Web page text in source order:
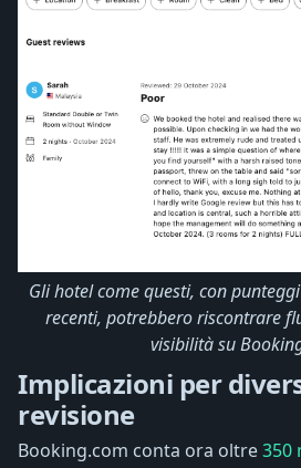
Gli hotel come questi, con
recenti, potrebbero riscontrare
visibilità su
Implicazioni per
revisione
Booking.com conta ora oltre350